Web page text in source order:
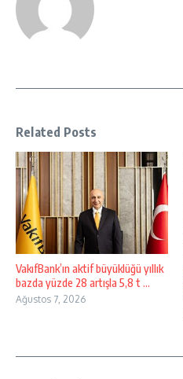
Related Posts
VakıfBank’ın aktif büyüklüğü yıllık
bazda yüzde 28 artışla 5,8 t ...
Ağustos 7, 2026